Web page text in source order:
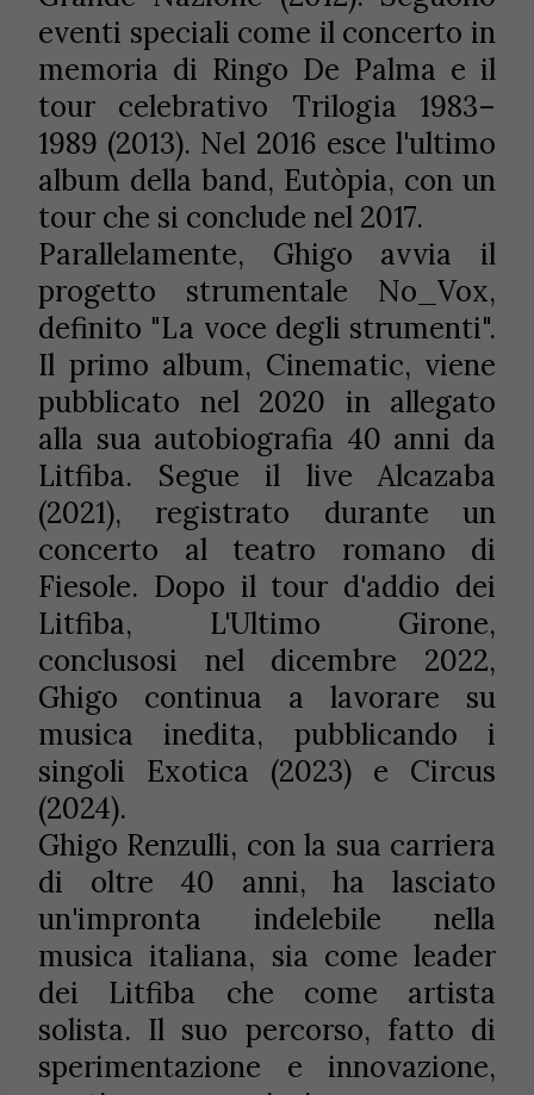
eventi speciali come il concerto in
memoria di Ringo De Palma e il
tour celebrativo Trilogia 1983–
1989 (2013). Nel 2016 esce l'ultimo
album della band, Eutòpia, con un
tour che si conclude nel 2017.
Parallelamente, Ghigo avvia il
progetto strumentale No_Vox,
definito "La voce degli strumenti".
Il primo album, Cinematic, viene
pubblicato nel 2020 in allegato
alla sua autobiografia 40 anni da
Litfiba. Segue il live Alcazaba
(2021), registrato durante un
concerto al teatro romano di
Fiesole. Dopo il tour d'addio dei
Litfiba, L'Ultimo Girone,
conclusosi nel dicembre 2022,
Ghigo continua a lavorare su
musica inedita, pubblicando i
singoli Exotica (2023) e Circus
(2024).
Ghigo Renzulli, con la sua carriera
di oltre 40 anni, ha lasciato
un'impronta indelebile nella
musica italiana, sia come leader
dei Litfiba che come artista
solista. Il suo percorso, fatto di
sperimentazione e innovazione,